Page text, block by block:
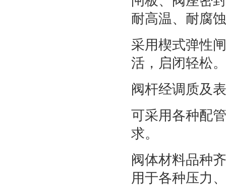
耐高温、耐腐
采用楔式弹性
活，启闭轻松
阀杆经调质及
可采用各种配
求。
阀体材料品种
用于各种压力